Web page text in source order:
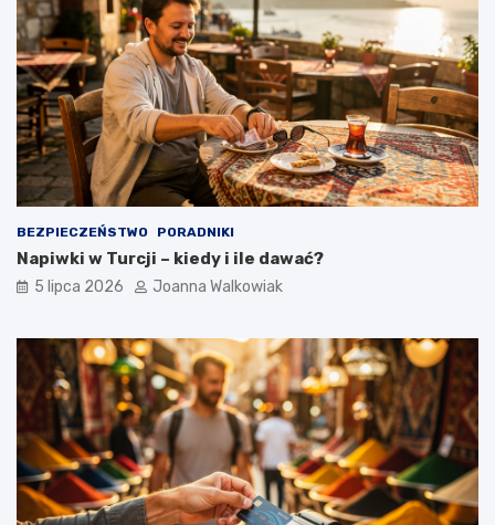
BEZPIECZEŃSTWO PORADNIKI
Napiwki w Turcji – kiedy i ile dawać?
5 lipca 2026 Joanna Walkowiak